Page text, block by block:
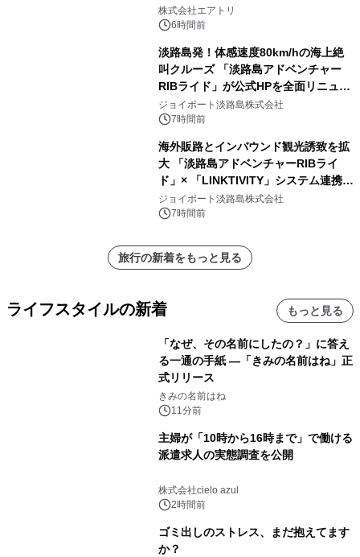
株式会社エアトリ
6時間前
淡路島発！体感速度80km/hの海上絶
叫クルーズ 「淡路島アドベンチャー
RIBライド」が公式HPを全面リニュー
アル！ ～スマホで即予約完了の「スマ
ート設計」へ刷新～
ジョイポート淡路島株式会社
7時間前
海外販路とインバウンド観光誘致を拡
大 「淡路島アドベンチャーRIBライ
ド」× 「LINKTIVITY」システム連携を
開始！
ジョイポート淡路島株式会社
7時間前
旅行の新着をもっと見る
ライフスタイルの新着 もっと見る
「なぜ、その名前にしたの？」に答え
る一通の手紙 ―「きみの名前はね」正
式リリース
きみの名前はね
11分前
主婦が「10時から16時まで」で働ける
派遣求人の実態調査を公開
株式会社cielo azul
2時間前
ゴミ出しのストレス、まだ抱えてます
か？